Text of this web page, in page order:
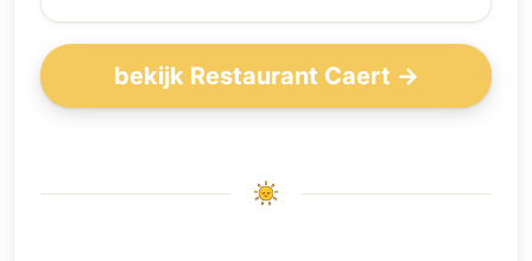
bekijk Restaurant Caert →